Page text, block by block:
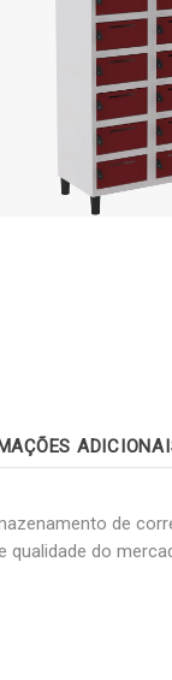
de
qualidade do